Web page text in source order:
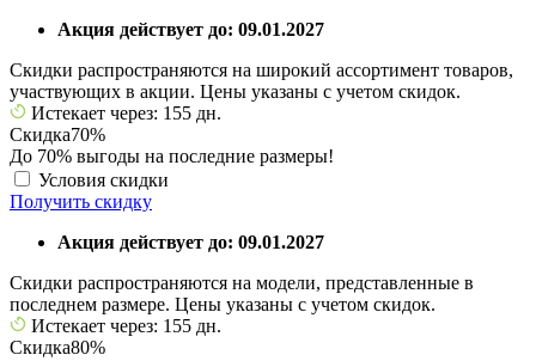
Акция действует до: 09.01.2027
Скидки распространяются на широкий ассортимент товаров,
участвующих в акции. Цены указаны с учетом скидок.
Истекает через: 155 дн.
Скидка70%
До 70% выгоды на последние размеры!
Условия скидки
Получить скидку
Акция действует до: 09.01.2027
Скидки распространяются на модели, представленные в
последнем размере. Цены указаны с учетом скидок.
Истекает через: 155 дн.
Скидка80%